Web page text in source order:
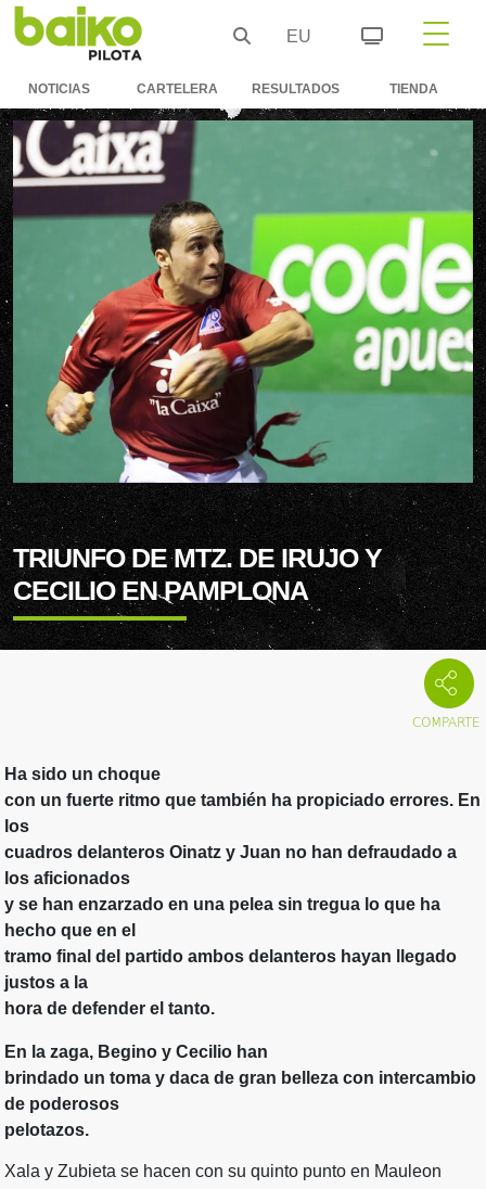
EU
NOTICIAS CARTELERA RESULTADOS TIENDA
TRIUNFO DE MTZ. DE IRUJO Y
CECILIO EN PAMPLONA
Ha sido un choque
con un fuerte ritmo que también ha propiciado errores. En
los
cuadros delanteros Oinatz y Juan no han defraudado a
los aficionados
y se han enzarzado en una pelea sin tregua lo que ha
hecho que en el
tramo final del partido ambos delanteros hayan llegado
justos a la
hora de defender el tanto.
En la zaga, Begino y Cecilio han
brindado un toma y daca de gran belleza con intercambio
de poderosos
pelotazos.
Xala y Zubieta se hacen con su quinto punto en Mauleon